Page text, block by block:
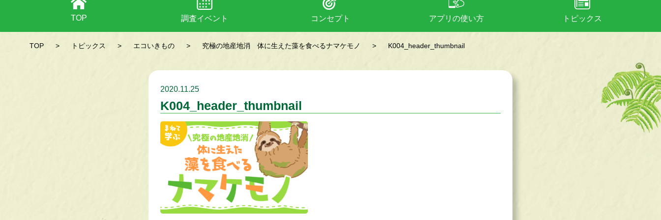
TOP 調査イベント コンセプト アプリの使い方 トピックス
TOP > トピックス > エコいきもの > 究極の地産地消 体に生えた藻を食べるナマケモノ > K004_header_thumbnail
2020.11.25
K004_header_thumbnail